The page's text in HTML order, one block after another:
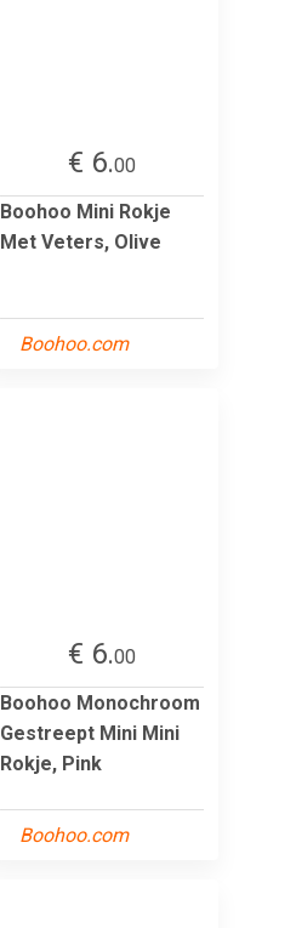
€ 6.00
Boohoo Mini Rokje
Met Veters, Olive
Boohoo.com
€ 6.00
Boohoo Monochroom
Gestreept Mini Mini
Rokje, Pink
Boohoo.com